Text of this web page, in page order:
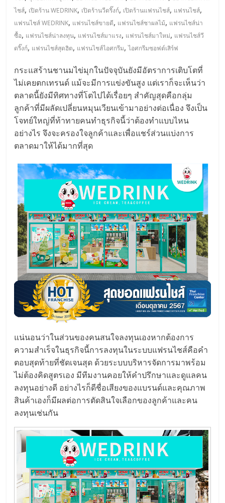
SMEs,
แฟ
รน
ไชส์,
ที่
ปรึกษา
แฟ
รน
ไชส์,
รวม
แฟ
รน
ไชส์
ขาย
แฟ
รน
ไชส์
แฟ
ไชส์, เปิดร้าน WEDRINK, เปิดร้านวีดริ๊งก์, เปิดร้านแฟรนไชส์, แฟรนไชส์,
แฟรนไชส์ WEDRINK, แฟรนไชส์ขายดี, แฟรนไชส์ชาผลไม้, แฟรนไชส์น่า
ซื้อ, แฟรนไชส์น่าลงทุน, แฟรนไชส์มาแรง, แฟรนไชส์มาใหม่, แฟรนไชส์วี
ดริ๊งก์, แฟรนไชส์สุดฮิต, แฟรนไชส์ไอศกรีม,ไอศกรีมซอฟต์เสิร์ฟ
กระแสร้านชานมไข่มุกในปัจจุบันยังมีอัตราการเติบโตที่
ไม่เคยตกเทรนด์ แม้จะมีการแข่งขันสูง แต่เราก็จะเห็นว่า
ตลาดนี้ยังมีทิศทางที่โตไปได้เรื่อยๆ สำคัญสุดคือกลุ่ม
ลูกค้าที่มีผลัดเปลี่ยนหมุนเวียนเข้ามาอย่างต่อเนื่อง จึงเป็น
โจทย์ใหญ่ที่ท้าทายคนทำธุรกิจนี้ว่าต้องทำแบบไหน
อย่างไร จึงจะครองใจลูกค้าและเพื่อแชร์ส่วนแบ่งการ
ตลาดมาให้ได้มากที่สุด
แน่นอนว่าในส่วนของคนสนใจลงทุนเองหากต้องการ
ความสำเร็จในธุรกิจนี้การลงทุนในระบบแฟรนไชส์คือคำ
ตอบสุดท้ายที่ชัดเจนสุด ด้วยระบบบริหารจัดการมาพร้อม
ไม่ต้องคิดสูตรเอง มีทีมงานคอยให้คำปรึกษาและดูแลคน
ลงทุนอย่างดี อย่างไรก็ดีชื่อเสียงของแบรนด์และคุณภาพ
สินค้าเองก็มีผลต่อการตัดสินใจเลือกของลูกค้าและคน
ลงทุนเช่นกัน